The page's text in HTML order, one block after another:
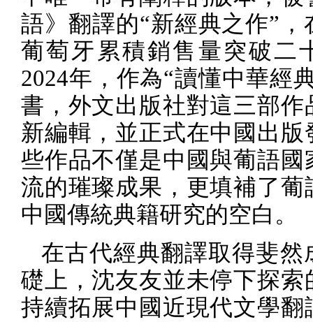
語》翻譯的“新經典之作”，
葡萄牙累積銷售量突破二
2024年，作為“讀懂中華經
書，外文出版社對這三部作
新編輯，並正式在中國出版
些作品不僅是中國與葡語國
流的璀璨成果，更填補了葡
中國傳統典籍研究的空白。
在古代經典翻譯取得斐然
礎上，沈友友並未停下探索
持續拓展中國近現代文學翻